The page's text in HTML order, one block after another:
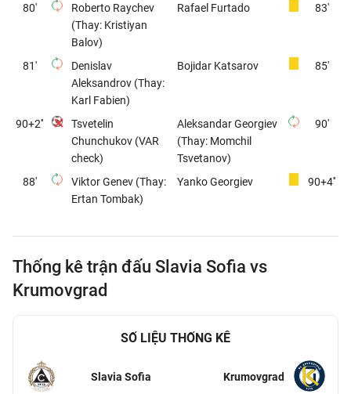
80'
Roberto Raychev
(Thay: Kristiyan
Balov)
Rafael Furtado 83'
81'
Denislav
Aleksandrov (Thay:
Karl Fabien)
Bojidar Katsarov 85'
90+2''
Tsvetelin
Chunchukov (VAR
check)
Aleksandar Georgiev
(Thay: Momchil
Tsvetanov)
90'
88'
Viktor Genev (Thay:
Ertan Tombak)
Yanko Georgiev 90+4''
Thống kê trận đấu Slavia Sofia vs
Krumovgrad
SỐ LIỆU THỐNG KÊ
Slavia Sofia Krumovgrad